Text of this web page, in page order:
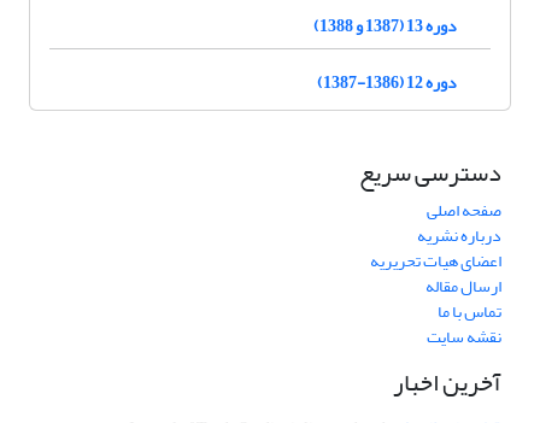
دوره 13 (1387 و 1388)
دوره 12 (1386-1387)
دسترسی سریع
صفحه اصلی
درباره نشریه
اعضای هیات تحریریه
ارسال مقاله
تماس با ما
نقشه سایت
آخرین اخبار